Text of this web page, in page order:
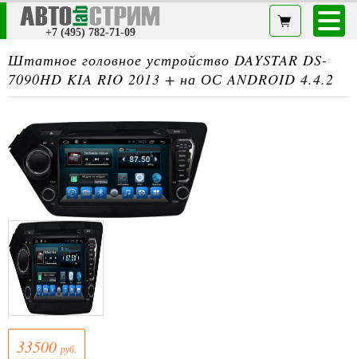
+7 (495) 782-71-09
Штатное головное устройство DAYSTAR DS-
7090HD KIA RIO 2013 + на ОС ANDROID 4.4.2
33500 руб.